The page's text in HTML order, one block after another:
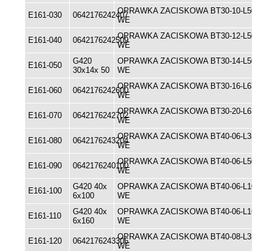
E161-030 0642176242407OPRAWKA ZACISKOWA BT30-10-L50
WE
E161-040 0642176242509OPRAWKA ZACISKOWA BT30-12-L50
WE
E161-050
G420
30x14x 50
OPRAWKA ZACISKOWA BT30-14-L50
WE
E161-060 0642176242600OPRAWKA ZACISKOWA BT30-16-L63
WE
E161-070 0642176242702OPRAWKA ZACISKOWA BT30-20-L63
WE
E161-080 0642176243204OPRAWKA ZACISKOWA BT40-06-L35
WE
E161-090 0642176240100OPRAWKA ZACISKOWA BT40-06-L50
WE
E161-100
G420 40x
6x100
OPRAWKA ZACISKOWA BT40-06-L100
WE
E161-110
G420 40x
6x160
OPRAWKA ZACISKOWA BT40-06-L160
WE
E161-120 0642176243306OPRAWKA ZACISKOWA BT40-08-L35
WE